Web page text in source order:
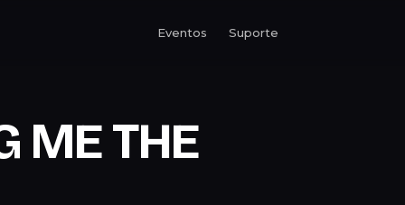
Eventos Suporte
ME THE